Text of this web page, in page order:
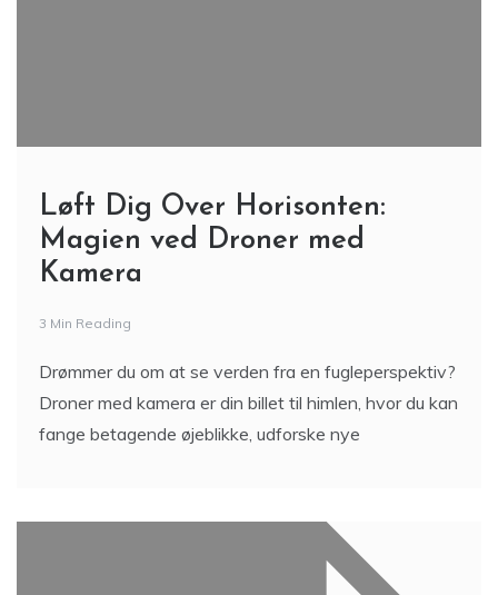
Løft Dig Over Horisonten:
Magien ved Droner med
Kamera
3 Min Reading
Drømmer du om at se verden fra en fugleperspektiv?
Droner med kamera er din billet til himlen, hvor du kan
fange betagende øjeblikke, udforske nye